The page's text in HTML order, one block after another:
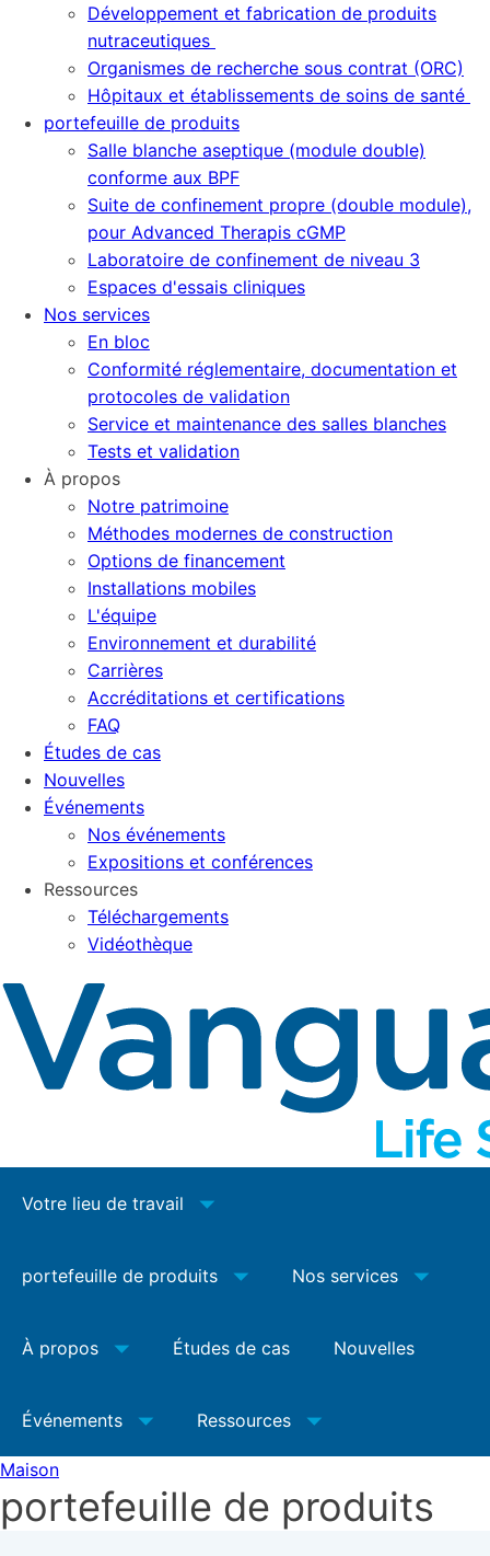
Développement et fabrication de produits
nutraceutiques
Organismes de recherche sous contrat (ORC)
Hôpitaux et établissements de soins de santé
portefeuille de produits
Salle blanche aseptique (module double)
conforme aux BPF
Suite de confinement propre (double module),
pour Advanced Therapis cGMP
Laboratoire de confinement de niveau 3
Espaces d'essais cliniques
Nos services
En bloc
Conformité réglementaire, documentation et
protocoles de validation
Service et maintenance des salles blanches
Tests et validation
À propos
Notre patrimoine
Méthodes modernes de construction
Options de financement
Installations mobiles
L'équipe
Environnement et durabilité
Carrières
Accréditations et certifications
FAQ
Études de cas
Nouvelles
Événements
Nos événements
Expositions et conférences
Ressources
Téléchargements
Vidéothèque
Votre lieu de travail
portefeuille de produits Nos services
À propos Études de cas Nouvelles
Événements Ressources
Maison
portefeuille de produits